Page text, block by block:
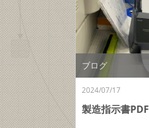
ブログ
2024/07/17
製造指示書